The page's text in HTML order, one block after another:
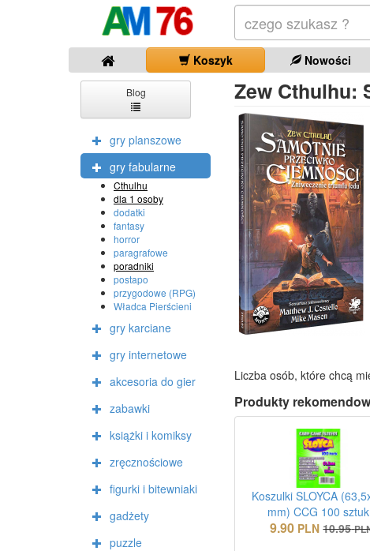
Koszyk Nowości
Blog
gry planszowe
gry fabularne
Cthulhu
dla 1 osoby
dodatki
fantasy
horror
paragrafowe
poradniki
postapo
przygodowe (RPG)
Władca Pierścieni
gry karciane
gry internetowe
akcesoria do gier
zabawki
książki i komiksy
zręcznościowe
figurki i bitewniaki
gadżety
puzzle
Zew Cthulhu:
Liczba osób, które chcą
Produkty
Koszulki SLOYCA
mm) CCG 100 sztuk
9.90 PLN 10.95